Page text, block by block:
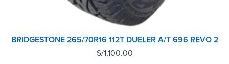
BRIDGESTONE 265/70R16 112T DUELER A/T 696 REVO 2
S/1,100.00